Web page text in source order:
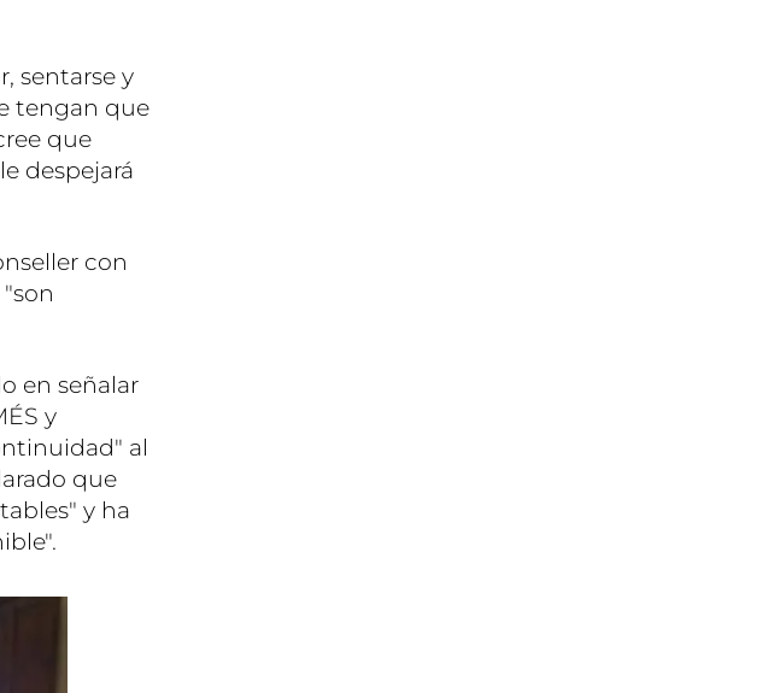
sentarse y
tengan que
que
despejará
con
en señalar
y
al
que
y ha